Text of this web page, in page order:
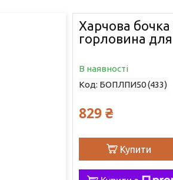
Харчова
горловина
В наявності
Код: БОПЛПИ50 (433)
829 ₴
Купити